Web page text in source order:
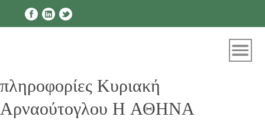
πληροφορίες Κυριακή
Αρναούτογλου Η ΑΘΗΝΑ